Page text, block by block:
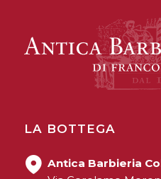
LA BOTTEGA
Antica Barbieria